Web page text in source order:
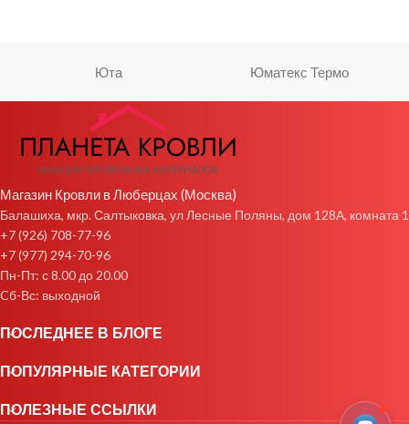
Юта Юматекс Термо
Магазин Кровли в Люберцах (Москва)
Балашиха, мкр. Салтыковка, ул Лесные Поляны, дом 128А, комната 1
+7 (926) 708-77-96
+7 (977) 294-70-96
Пн-Пт: с 8.00 до 20.00
Cб-Вс: выходной
ПОСЛЕДНЕЕ В БЛОГЕ
ПОПУЛЯРНЫЕ КАТЕГОРИИ
ПОЛЕЗНЫЕ ССЫЛКИ